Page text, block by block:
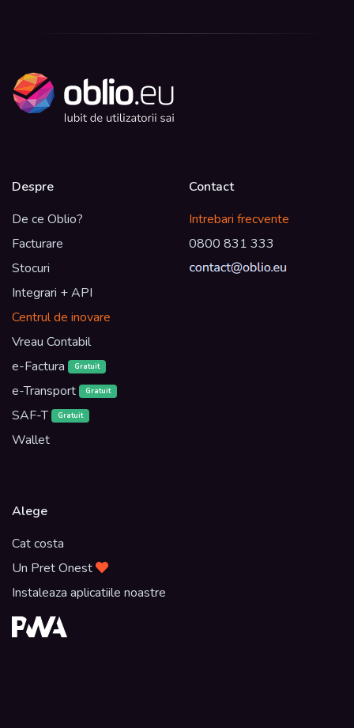
Despre
De ce Oblio?
Facturare
Stocuri
Integrari + API
Centrul de inovare
Vreau Contabil
e-Factura
Gratuit
e-Transport Gratuit
SAF-T Gratuit
Wallet
Contact
Intrebari frecvente
0800 831 333
Alege
Cat costa
Un Pret Onest
Instaleaza aplicatiile noastre